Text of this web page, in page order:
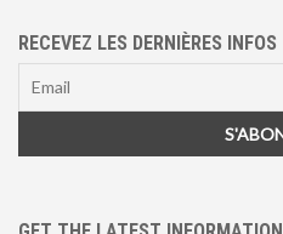
RECEVEZ LES DERNIÈRES INFOS